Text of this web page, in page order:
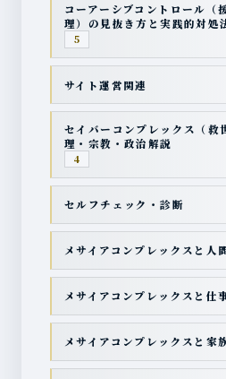
コーアーシブコントロール（
理）の見抜き方と実践的対処
5
サイト運営関連
セイバーコンプレックス（救
理・宗教・政治解説
4
セルフチェック・診断
メサイアコンプレックスと人
メサイアコンプレックスと仕
メサイアコンプレックスと家